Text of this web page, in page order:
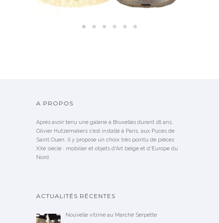
A PROPOS
Après avoir tenu une galerie à Bruxelles durant 18 ans,
Olivier Hutzemakers s'est installé à Paris, aux Puces de
Saint Ouen. Il y propose un choix très pointu de pièces
XXe siècle : mobilier et objets d'Art belge et d'Europe du
Nord.
ACTUALITÉS RÉCENTES
Nouvelle vitrine au Marché Serpette